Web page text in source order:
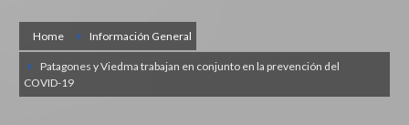
Home Información General
Patagones y Viedma trabajan en conjunto en la prevención del
COVID-19